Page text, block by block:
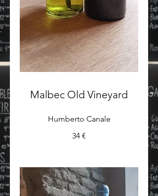
Malbec Old Vineyard
Humberto Canale
34 €